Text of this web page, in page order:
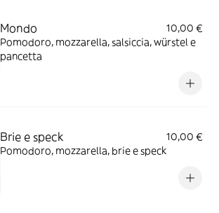
Mondo
10,00 €
Pomodoro, mozzarella, salsiccia, würstel e
pancetta
Brie e speck
10,00 €
Pomodoro, mozzarella, brie e speck